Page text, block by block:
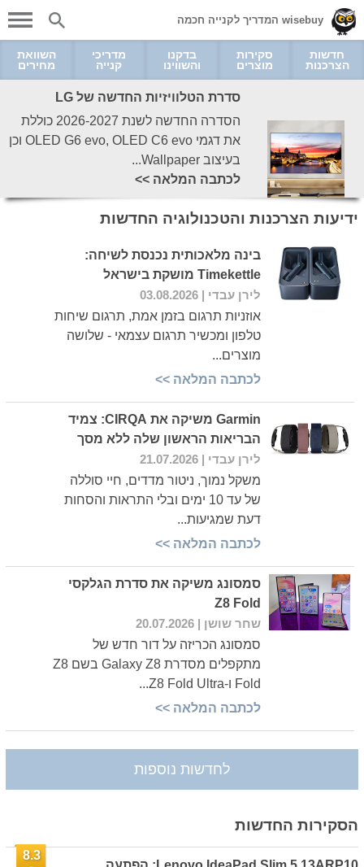
wisebuy המדריך לקנייה חכמה
חדשות
הצרכנות
סקירות
מוצרים
בדקנו
והשווינו
מדריכי
קנייה
השוואת
מחירים
סדרת הטלוויזיות החדשה של LG
הסדרה החדשה לשנת 2026-2027 כוללת
את דגמי OLED G6 evo, OLED C6 evo וכן
בעיצוב Wallpaper...
לכתבה המלאה >>
ידיעות הצרכנות והטכנולוגיה החדשות
בינה מלאכותית נכנסת לשיחה:
Timekettle מושקת בישראל
לירן עבדי | 03.08.2026
אוזניות תרגום בזמן אמת, תרגום שיחות
טלפון ומכשיר תרגום עצמאי - שלושה
מוצרים...
לכתבה המלאה >>
Garmin משיקה את CIRQA: צמיד
הבריאות הראשון שלה ללא מסך
לירן עבדי | 21.07.2026
משקל נמוך, ניטור מדדים, חיי סוללה
של עד 10 ימים ובלי התראות והסחות
דעת שמגיעות...
לכתבה המלאה >>
סמסונג משיקה את סדרת הגלקסי
Z8 Fold
שחר שושן | 20.07.2026
סמסונג הכריזה על דור חדש של
מתקפלים מסדרת Galaxy Z8 בשם Z8
Fold ו-Z8 Fold Ultra...
לכתבה המלאה >>
לחדשות נוספות
הסקירות החדשות
8.3